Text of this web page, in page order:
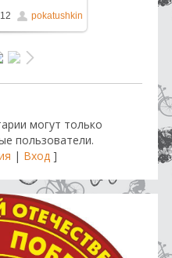
pokatushkin
могут только
пользователи.
| Вход]